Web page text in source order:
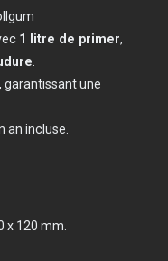
1 litre de primer,
.
garantissant une
an incluse.
x 120 mm.